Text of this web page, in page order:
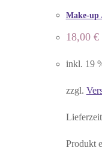
Make-up
18,00 €
inkl. 19
zzgl.
Produkt